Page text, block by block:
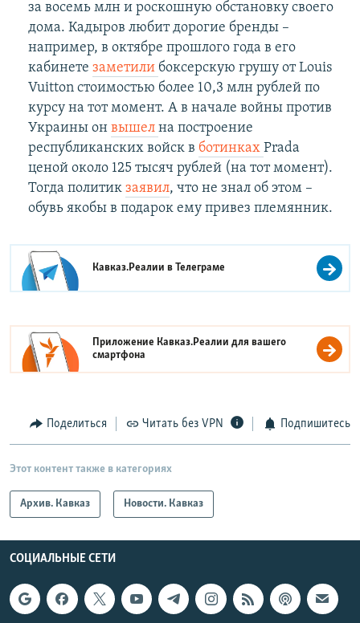
за восемь млн и роскошную обстановку своего
дома. Кадыров любит дорогие бренды –
например, в октябре прошлого года в его
кабинете заметили боксерскую грушу от Louis
Vuitton стоимостью более 10,3 млн рублей по
курсу на тот момент. А в начале войны против
Украины он вышел на построение
республиканских войск в ботинках Prada
ценой около 125 тысяч рублей (на тот момент).
Тогда политик заявил, что не знал об этом –
обувь якобы в подарок ему привез племянник.
Кавказ.Реалии вТелеграме
Приложение Кавказ.Реалии для вашего
смартфона
Поделиться Читать без VPN Подпишитесь
Этот контент также в категориях
Архив. Кавказ Новости. Кавказ
СОЦИАЛЬНЫЕ СЕТИ